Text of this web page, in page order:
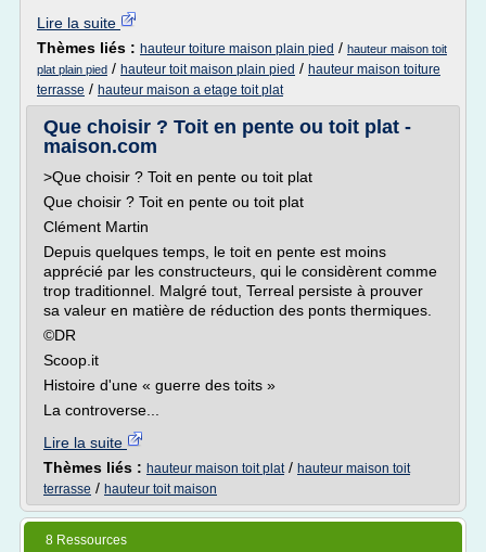
Lire la suite
Thèmes liés : hauteur toiture maison plain pied / hauteur maison toit
plat plain pied / hauteur toit maison plain pied / hauteur maison toiture
terrasse / hauteur maison a etage toit plat
Que choisir ? Toit en pente ou toit plat -
maison.com
>Que choisir ? Toit en pente ou toit plat
Que choisir ? Toit en pente ou toit plat
Clément Martin
Depuis quelques temps, le toit en pente est moins
apprécié par les constructeurs, qui le considèrent comme
trop traditionnel. Malgré tout, Terreal persiste à prouver
sa valeur en matière de réduction des ponts thermiques.
©DR
Scoop.it
Histoire d'une « guerre des toits »
La controverse...
Lire la suite
Thèmes liés : hauteur maison toit plat/ hauteur maison toit
terrasse / hauteur toit maison
8 Ressources